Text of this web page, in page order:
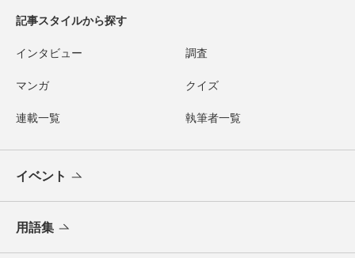
記事スタイルから探す
インタビュー 調査
マンガ クイズ
連載一覧 執筆者一覧
イベント
用語集